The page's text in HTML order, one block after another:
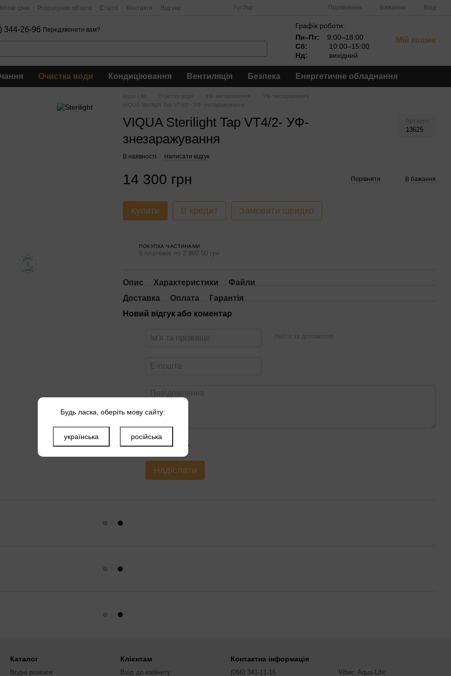
ціни Розрахунок об'єкта Статті Контакти Відгуки Укр Порівняння Бажання Вхід
344-26-96 Передзвонити вам?
Графік роботи:
Пн–Пт:
9:00–18:00
Сб:
10:00–15:00
Нд:
вихідний
Мій кошик
Очистка води Кондиціювання Вентиляція Безпека Енергетичне обладнання
Aqua-Life Очистка води УФ-знезараження
УФ-знезаражувачі
VIQUA Sterilight Tap VT4/2 - УФ-знезаражування
VIQUA Sterilight Tap VT4/2- УФ-
знезаражування
13625
В наявності Написати відгук
14 300 грн Порівняти В бажання
Купити В кредит Замовити швидко
ПОКУПКА ЧАСТИНАМИ
5 платежів по 2 860.00 грн
Опис Характеристики
Файли
Доставка
Оплата
Гарантія
Новий відгук або коментар
Увійти за допомогою
Оцініть товар
Надіслати
Каталог
Водні розваги
Клієнтам
Вхід до кабінету
Контактна інформація
(066) 341-11-16 Viber: Aqua-Life
Будь ласка, оберіть мову сайту:
українська російська